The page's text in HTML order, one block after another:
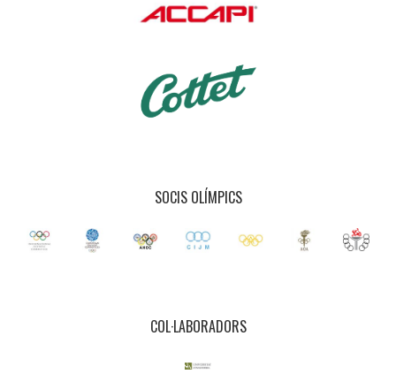
SOCIS OLÍMPICS
COL·LABORADORS